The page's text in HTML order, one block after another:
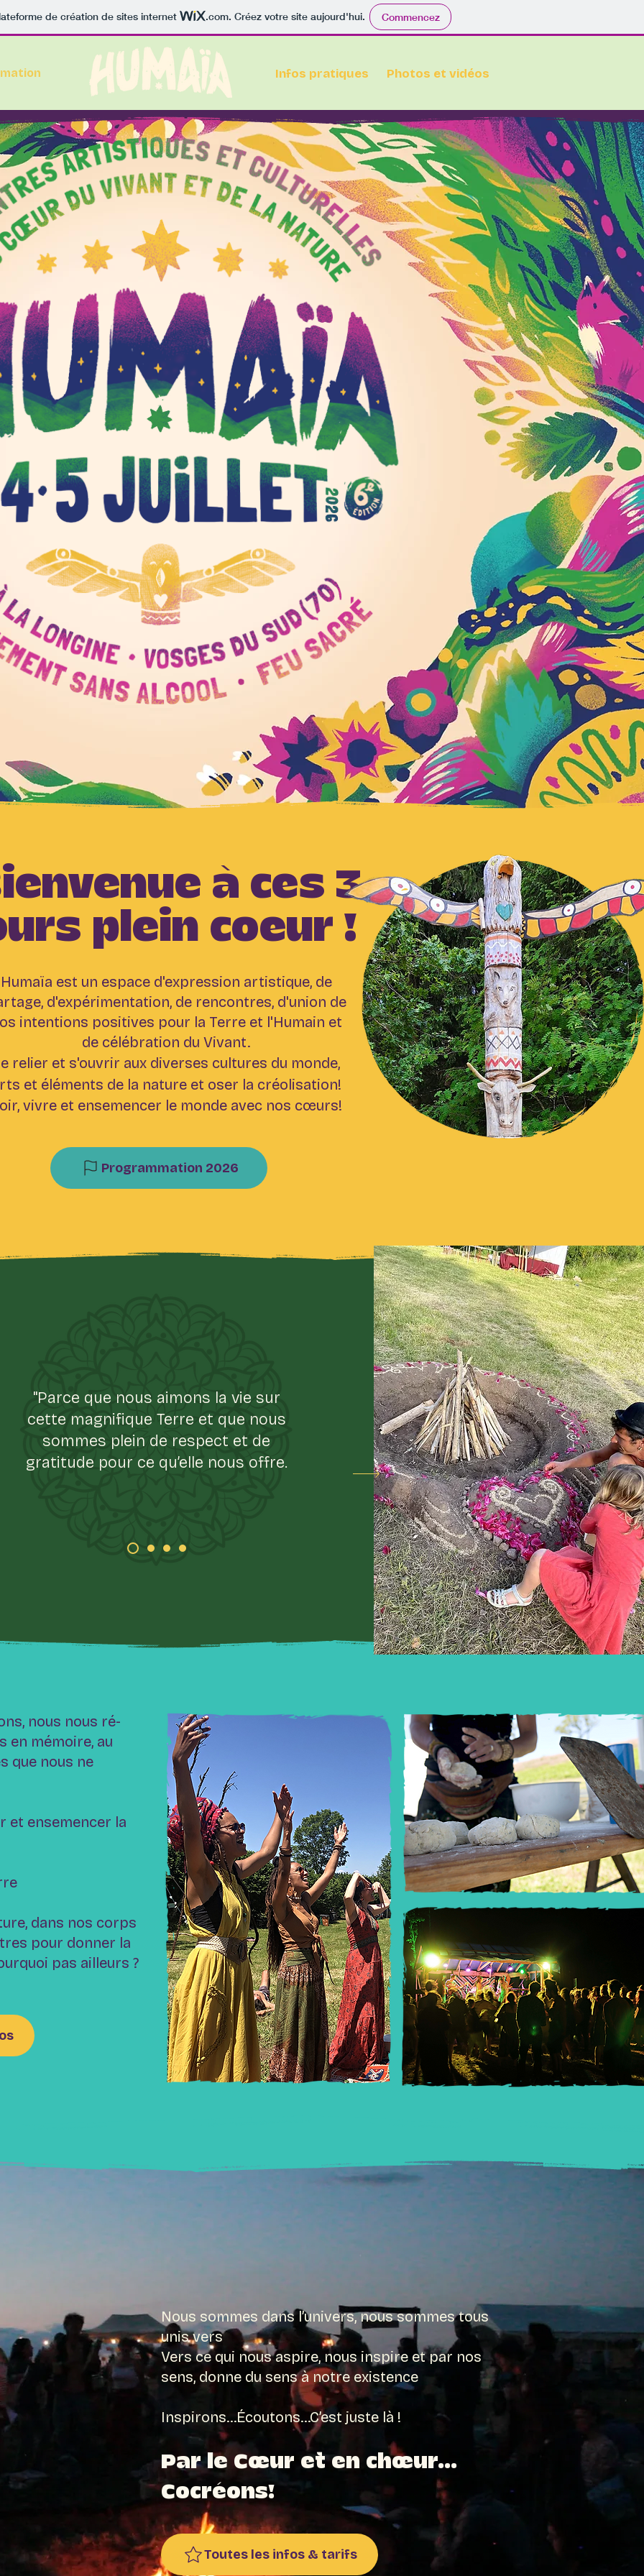
de création de sites internet .com. Créez votre site aujourd'hui. Commencez
Infos pratiques Photos et vidéos
à ces 3
plein coeur !
Humaïa est un espace d'expression artistique, de
d'expérimentation, de rencontres, d'union de
intentions positives pour la Terre et l'Humain et
de célébration du Vivant.
relier et s'ouvrir aux diverses cultures du monde,
et éléments de la nature et oser la créolisation!
vivre et ensemencer le monde avec nos cœurs!
Programmation 2026
"Parce que nous aimons la vie sur
cette magnifique Terre et que nous
sommes plein de respect et de
gratitude pour ce qu’elle nous offre.
nous nous ré-
en mémoire, au
que nous ne
et ensemencer la
dans nos corps
pour donner la
pas ailleurs ?
Nous sommes dans l’univers, nous sommes tous
unis vers
Vers ce qui nous aspire, nous inspire et par nos
sens, donne du sens à notre existence
Inspirons…Écoutons…C’est juste là !
Par le Cœur et en chœur...
Cocréons!
Toutes les infos & tarifs